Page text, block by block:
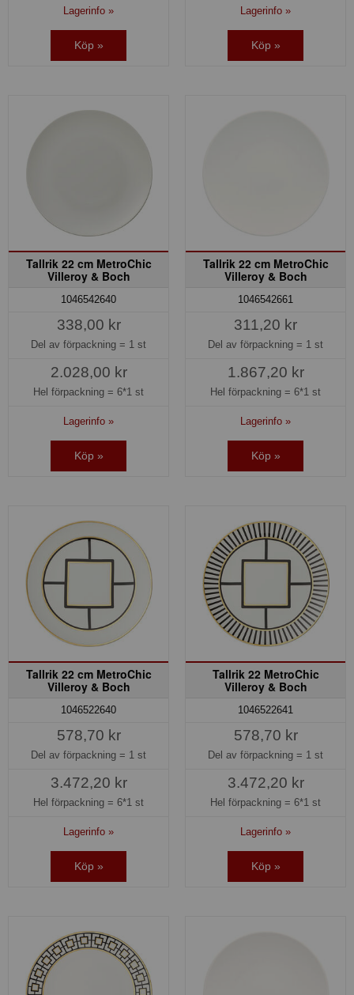
Lagerinfo »
Köp »
Lagerinfo »
Köp »
Tallrik 22 cm MetroChic
Villeroy & Boch
1046542640
338,00 kr
Del av förpackning = 1 st
2.028,00 kr
Hel förpackning = 6*1 st
Lagerinfo »
Köp »
Tallrik 22 cm MetroChic
Villeroy & Boch
1046542661
311,20 kr
Del av förpackning = 1 st
1.867,20 kr
Hel förpackning = 6*1 st
Lagerinfo »
Köp »
Tallrik 22 cm MetroChic
Villeroy & Boch
1046522640
578,70 kr
Del av förpackning = 1 st
3.472,20 kr
Hel förpackning = 6*1 st
Lagerinfo »
Köp »
Tallrik 22 MetroChic
Villeroy & Boch
1046522641
578,70 kr
Del av förpackning = 1 st
3.472,20 kr
Hel förpackning = 6*1 st
Lagerinfo »
Köp »